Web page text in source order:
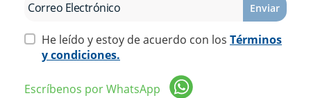
Enviar
He leído y estoy de acuerdo con los Términos
y condiciones.
Escríbenos por WhatsApp